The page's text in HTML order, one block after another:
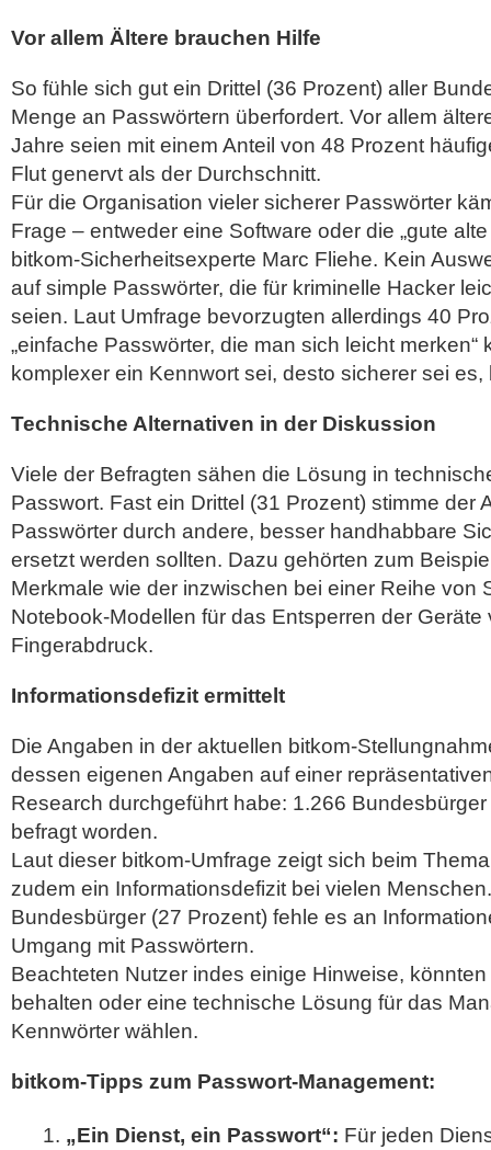
Vor allem Ältere brauchen Hilfe
So fühle sich gut ein Drittel (36 Prozent) aller
Menge an Passwörtern überfordert. Vor allem
Jahre seien mit einem Anteil von 48 Prozent
Flut genervt als der Durchschnitt.
Für die Organisation vieler sicherer Passwörter
Frage – entweder eine Software oder die „gute
bitkom-Sicherheitsexperte Marc Fliehe. Kein
auf simple Passwörter, die für kriminelle Hacker
seien. Laut Umfrage bevorzugten allerdings 40
„einfache Passwörter, die man sich leicht merken“
komplexer ein Kennwort sei, desto sicherer sei es,
Technische Alternativen in der Diskussion
Viele der Befragten sähen die Lösung in
Passwort. Fast ein Drittel (31 Prozent) stimme der
Passwörter durch andere, besser handhabbare
ersetzt werden sollten. Dazu gehörten zum
Merkmale wie der inzwischen bei einer Reihe von
Notebook-Modellen für das Entsperren der Geräte
Fingerabdruck.
Informationsdefizit ermittelt
Die Angaben in der aktuellen bitkom-
dessen eigenen Angaben auf einer
Research durchgeführt habe: 1.266
befragt worden.
Laut dieser bitkom-Umfrage zeigt sich beim
zudem ein Informationsdefizit bei vielen
Bundesbürger (27 Prozent) fehle es an
Umgang mit Passwörtern.
Beachteten Nutzer indes einige Hinweise,
behalten oder eine technische Lösung für das
Kennwörter wählen.
bitkom-Tipps zum Passwort-Management:
„Ein Dienst, ein Passwort“: Für jeden